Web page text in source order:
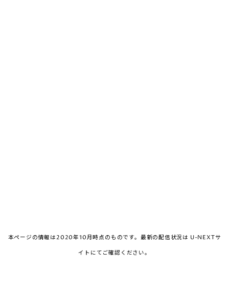
本ページの情報は2020年10月時点のものです。最新の配信状況は U-NEXTサ
イトにてご確認ください。